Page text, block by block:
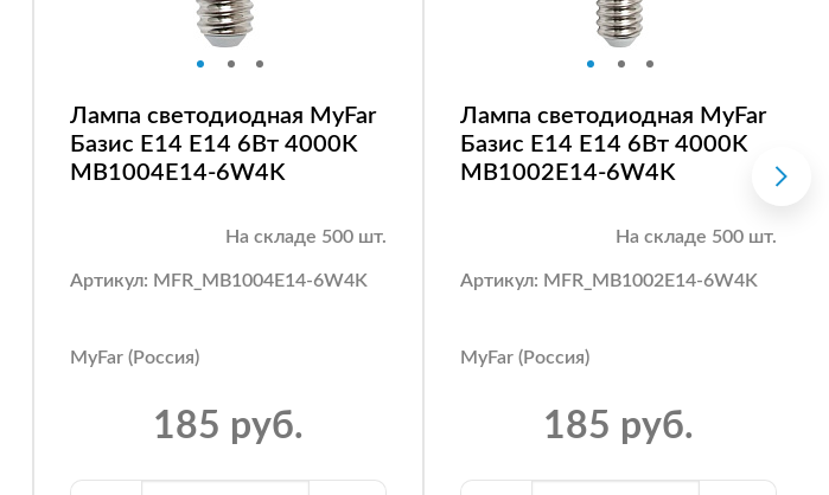
Лампа светодиодная MyFar
Базис E14 E14 6Вт 4000K
MB1004E14-6W4K
На складе 500 шт.
Артикул: MFR_MB1004E14-6W4K
MyFar (Россия)
185 руб.
Лампа светодиодная MyFar
Базис E14 E14 6Вт 4000K
MB1002E14-6W4K
На складе 500 шт.
Артикул: MFR_MB1002E14-6W4K
MyFar (Россия)
185 руб.